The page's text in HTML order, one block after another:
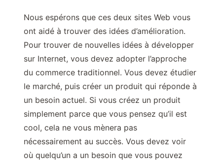
Nous espérons que ces deux sites Web vous
ont aidé à trouver des idées d’amélioration.
Pour trouver de nouvelles idées à développer
sur Internet, vous devez adopter l’approche
du commerce traditionnel. Vous devez étudier
le marché, puis créer un produit qui réponde à
un besoin actuel. Si vous créez un produit
simplement parce que vous pensez qu’il est
cool, cela ne vous mènera pas
nécessairement au succès. Vous devez voir
où quelqu’un a un besoin que vous pouvez